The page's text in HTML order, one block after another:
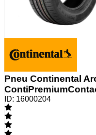
Pneu Continental
ID: 16000204